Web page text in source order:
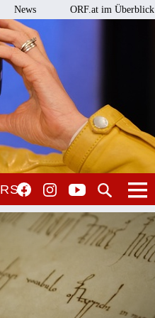
News ORF.at im Überblick
RSO